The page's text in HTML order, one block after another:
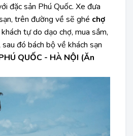
đặc sản Phú Quốc. Xe đưa
trên đường về sẽ ghé chợ
tự do dạo chợ, mua sắm,
đó bách bộ về khách sạn
QUỐC - HÀ NỘI (Ăn